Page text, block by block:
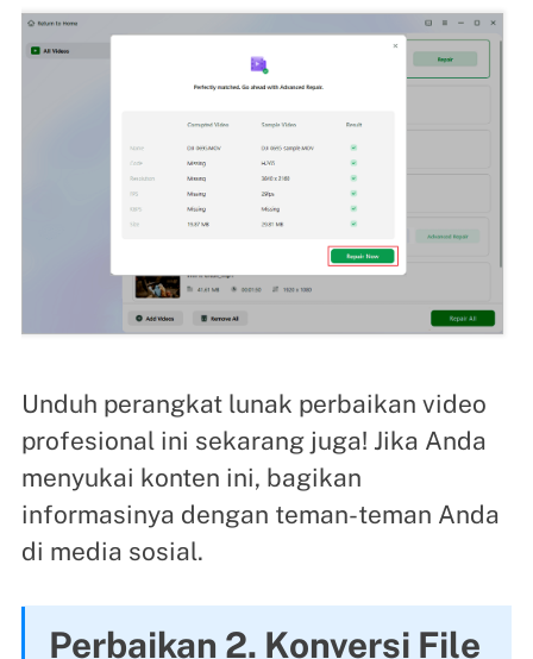
Unduh perangkat lunak perbaikan video
profesional ini sekarang juga! Jika Anda
menyukai konten ini, bagikan
informasinya dengan teman-teman Anda
di media sosial.
Perbaikan 2. Konversi File